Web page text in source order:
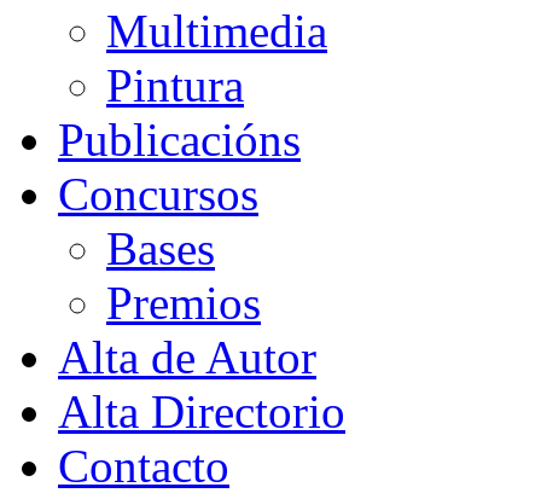
Multimedia
Pintura
Publicacións
Concursos
Bases
Premios
Alta de Autor
Alta Directorio
Contacto